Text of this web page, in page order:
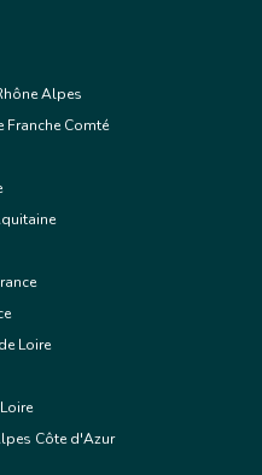
Alpes
Franche Comté
Loire
Côte d'Azur